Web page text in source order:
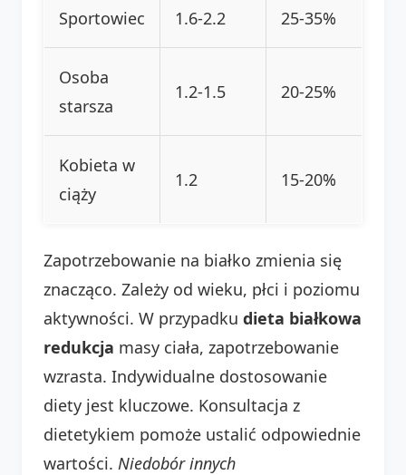
Sportowiec 1.6-2.2 25-35%
Osoba
starsza
1.2-1.5 20-25%
Kobieta w
ciąży
1.2 15-20%
Zapotrzebowanie na białko zmienia się
znacząco. Zależy od wieku, płci i poziomu
aktywności. W przypadku dieta białkowa
redukcja masy ciała, zapotrzebowanie
wzrasta. Indywidualne dostosowanie
diety jest kluczowe. Konsultacja z
dietetykiem pomoże ustalić odpowiednie
wartości. Niedobór innych